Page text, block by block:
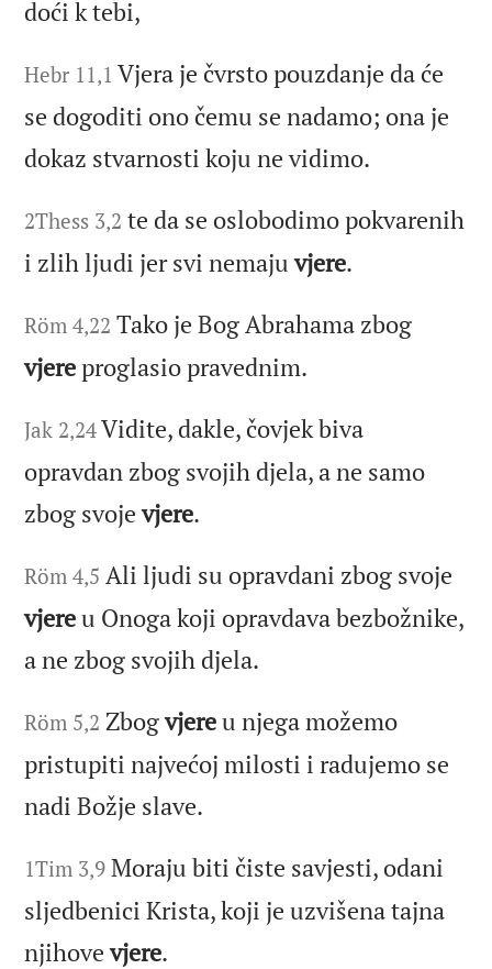
doći k tebi,
Hebr 11,1 Vjera je čvrsto pouzdanje da će
se dogoditi ono čemu se nadamo; ona je
dokaz stvarnosti koju ne vidimo.
2Thess 3,2 te da se oslobodimo pokvarenih
i zlih ljudi jer svi nemajuvjere.
Röm 4,22 Tako je Bog Abrahama zbog
vjereproglasio pravednim.
Jak 2,24Vidite, dakle, čovjek biva
opravdan zbog svojih djela, a ne samo
zbog svojevjere.
Röm 4,5 Ali ljudi su opravdani zbog svoje
vjereu Onoga koji opravdava bezbožnike,
a ne zbog svojih djela.
Röm 5,2 Zbogvjereu njega možemo
pristupiti najvećoj milosti i radujemo se
nadi Božje slave.
1Tim 3,9 Moraju biti čiste savjesti, odani
sljedbenici Krista, koji je uzvišena tajna
njihovevjere.